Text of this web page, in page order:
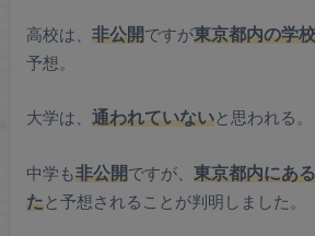
高校は、 非公開ですが東京都内の学
予想。
大学は、 通われていないと思われる。
中学も非公開ですが、 東京都内にあ
たと予想されることが判明しました。